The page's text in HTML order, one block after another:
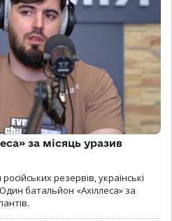
за місяць уразив
резервів, українські
батальйон «Ахіллеса» за